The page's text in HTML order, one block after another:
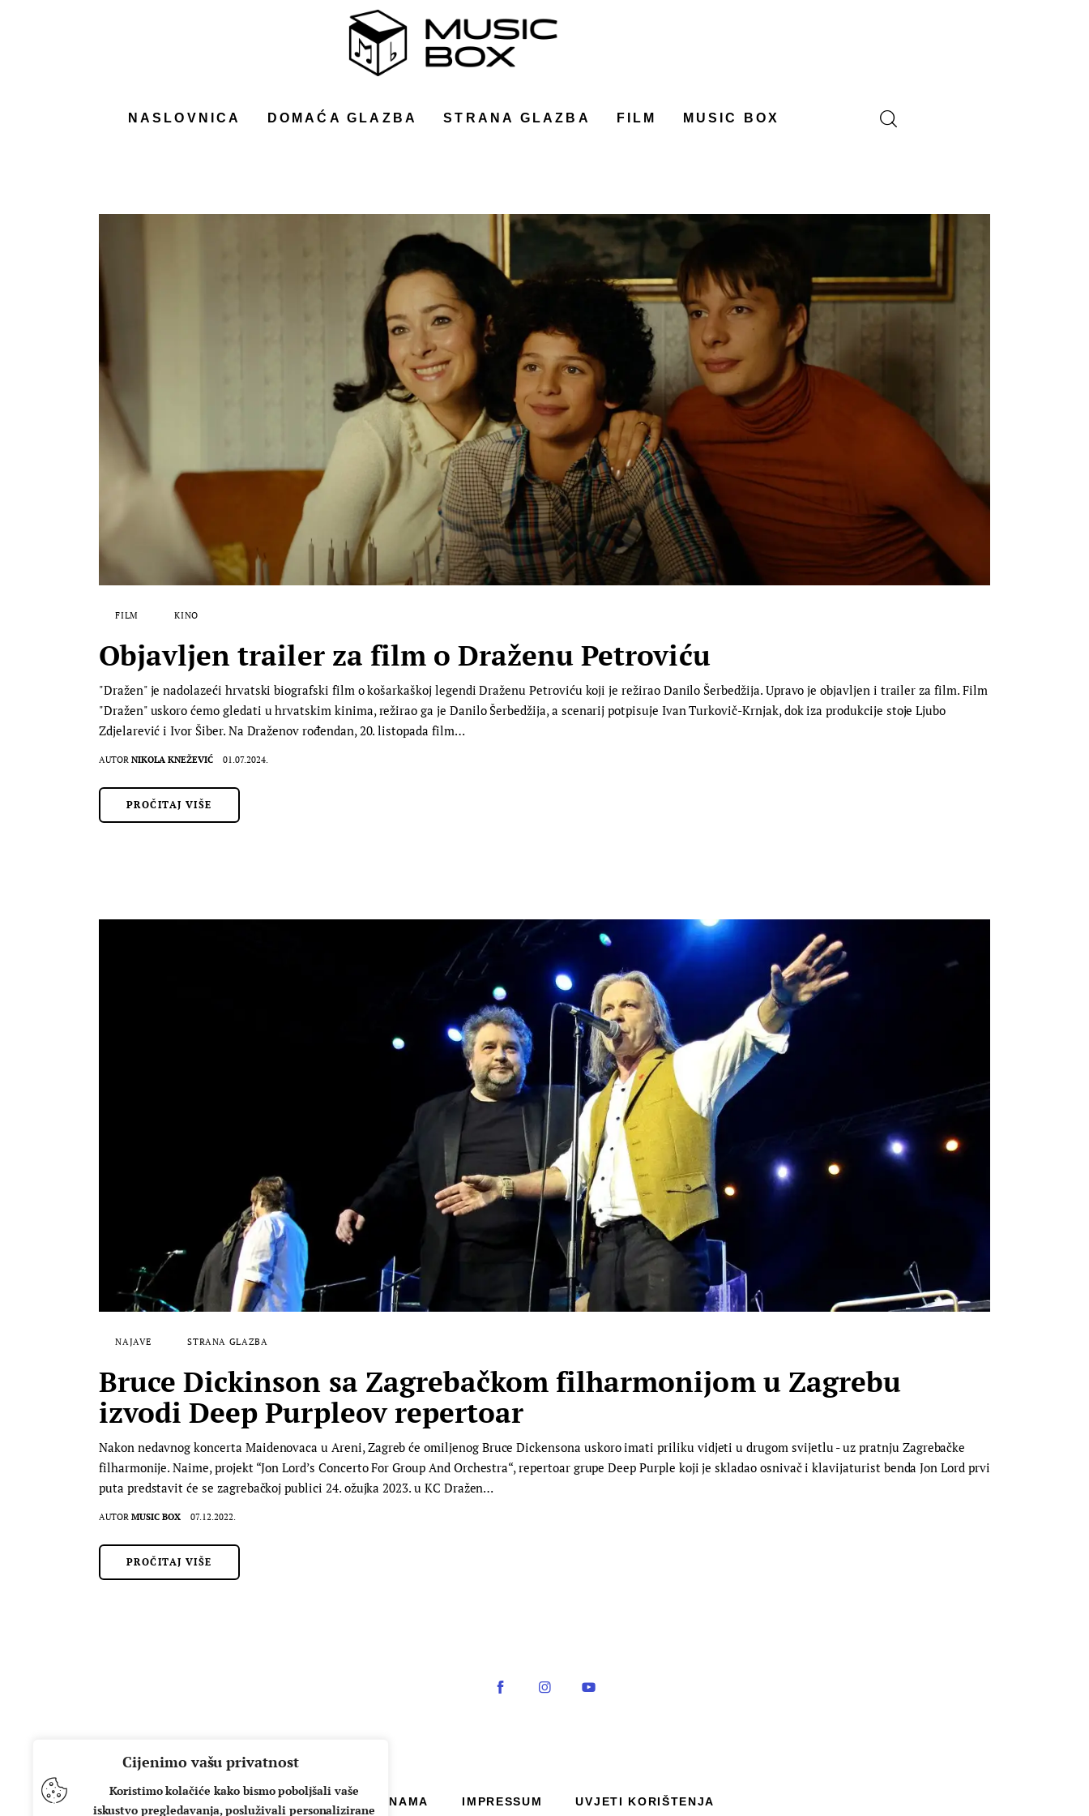
Cijenimo vašu privatnost
Koristimo kolačiće kako bismo poboljšali vaše
iskustvo pregledavanja, posluživali personalizirane
NASLOVNICA DOMAĆA GLAZBA STRANA GLAZBA FILM MUSIC BOX
FILM KINO
Objavljen trailer za film o Draženu Petroviću
"Dražen" je nadolazeći hrvatski biografski film o košarkaškoj legendi Draženu Petroviću koji je režirao Danilo Šerbedžija. Upravo je objavljen i trailer za film. Film
"Dražen" uskoro ćemo gledati u hrvatskim kinima, režirao ga je Danilo Šerbedžija, a scenarij potpisuje Ivan Turkovič-Krnjak, dok iza produkcije stoje Ljubo
Zdjelarević i Ivor Šiber. Na Draženov rođendan, 20. listopada film…
AUTOR NIKOLA KNEŽEVIĆ 01.07.2024.
PROČITAJ VIŠE
NAJAVE STRANA GLAZBA
Bruce Dickinson sa Zagrebačkom filharmonijom u Zagrebu
izvodi Deep Purpleov repertoar
Nakon nedavnog koncerta Maidenovaca u Areni, Zagreb će omiljenog Bruce Dickensona uskoro imati priliku vidjeti u drugom svijetlu - uz pratnju Zagrebačke
filharmonije. Naime, projekt “Jon Lord’s Concerto For Group And Orchestra“, repertoar grupe Deep Purple koji je skladao osnivač i klavijaturist benda Jon Lord prvi
puta predstavit će se zagrebačkoj publici 24. ožujka 2023. u KC Dražen…
AUTOR MUSIC BOX 07.12.2022.
PROČITAJ VIŠE
O NAMA IMPRESSUM UVJETI KORIŠTENJA